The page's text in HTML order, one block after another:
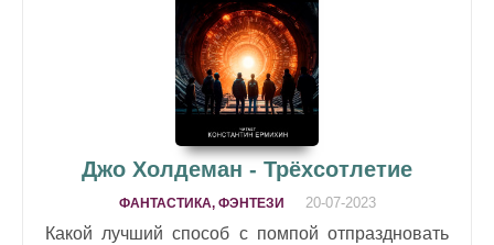
Джо Холдеман - Трёхсотлетие
ФАНТАСТИКА, ФЭНТЕЗИ 20-07-2023
Какой лучший способ с помпой отпраздновать